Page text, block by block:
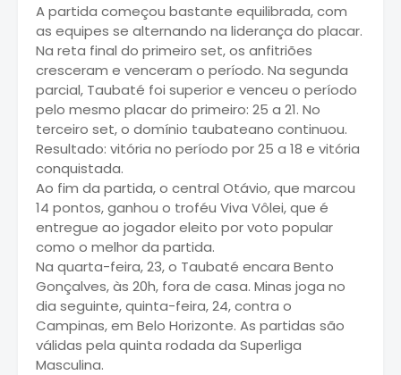
A partida começou bastante equilibrada, com
as equipes se alternando na liderança do placar.
Na reta final do primeiro set, os anfitriões
cresceram e venceram o período. Na segunda
parcial, Taubaté foi superior e venceu o período
pelo mesmo placar do primeiro: 25 a 21. No
terceiro set, o domínio taubateano continuou.
Resultado: vitória no período por 25 a 18 e vitória
conquistada.
Ao fim da partida, o central Otávio, que marcou
14 pontos, ganhou o troféu Viva Vôlei, que é
entregue ao jogador eleito por voto popular
como o melhor da partida.
Na quarta-feira, 23, o Taubaté encara Bento
Gonçalves, às 20h, fora de casa. Minas joga no
dia seguinte, quinta-feira, 24, contra o
Campinas, em Belo Horizonte. As partidas são
válidas pela quinta rodada da Superliga
Masculina.